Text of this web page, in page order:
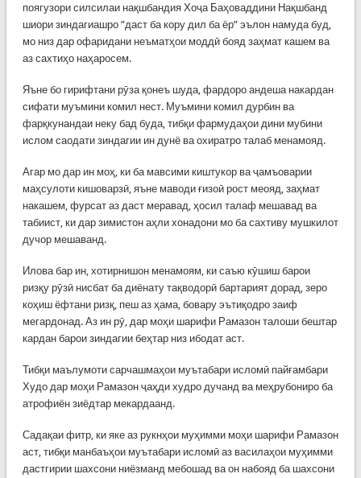
поягузори силсилаи нақшбандия Хоҷа Баҳоваддини Нақшбанд
шиори зиндагиашро ”даст ба кору дил ба ёр” эълон намуда буд,
мо низ дар офаридани неъматҳои моддӣ бояд заҳмат кашем ва
аз сахтиҳо наҳаросем.
Яъне бо гирифтани рӯза қонеъ шуда, фардоро андеша накардан
сифати муъмини комил нест. Муъмини комил дурбин ва
фарқкунандаи неку бад буда, тибқи фармудаҳои дини мубини
ислом саодати зиндагии ин дунё ва охиратро талаб менамояд.
Агар мо дар ин моҳ, ки ба мавсими киштукор ва ҷамъоварии
маҳсулоти кишоварзӣ, яъне маводи ғизоӣ рост меояд, заҳмат
накашем, фурсат аз даст меравад, ҳосил талаф мешавад ва
табиист, ки дар зимистон аҳли хонадони мо ба сахтиву мушкилот
дучор мешаванд.
Илова бар ин, хотирнишон менамоям, ки саъю кӯшиш барои
ризқу рӯзӣ нисбат ба диёнату тақводорӣ бартарият дорад, зеро
коҳиш ёфтани ризқ, пеш аз ҳама, бовару эътиқодро заиф
мегардонад. Аз ин рӯ, дар моҳи шарифи Рамазон талоши бештар
кардан барои зиндагии беҳтар низ ибодат аст.
Тибқи маълумоти сарчашмаҳои муътабари исломӣ пайғамбари
Худо дар моҳи Рамазон ҷаҳди худро дучанд ва меҳрубониро ба
атрофиён зиёдтар мекардаанд.
Садақаи фитр, ки яке аз рукнҳои муҳимми моҳи шарифи Рамазон
аст, тибқи манбаъҳои муътабари исломӣ аз василаҳои муҳимми
дастгирии шахсони ниёзманд мебошад ва он набояд ба шахсони